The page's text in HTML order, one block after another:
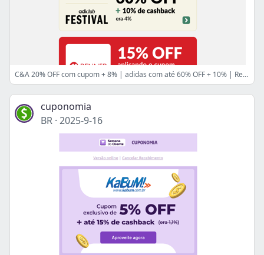
C&A 20% OFF com cupom + 8% | adidas com até 60% OFF + 10% | Renner 15% OFF com cupom + até 5,2% 🤩
cuponomia
BR · 2025-9-16